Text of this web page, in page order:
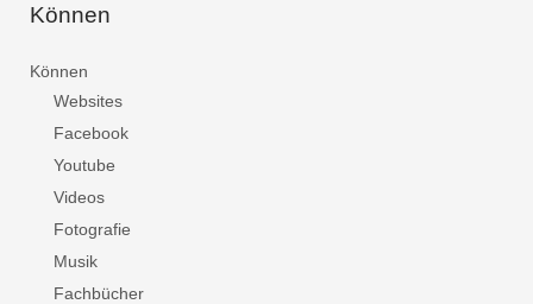
Können
Können
Websites
Facebook
Youtube
Videos
Fotografie
Musik
Fachbücher